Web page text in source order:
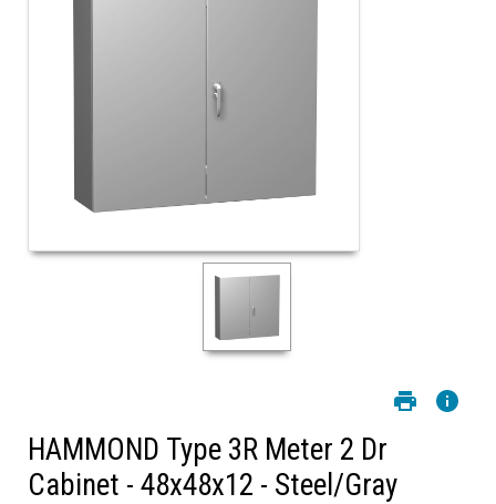
HAMMOND Type 3R Meter 2 Dr
Cabinet - 48x48x12 - Steel/Gray